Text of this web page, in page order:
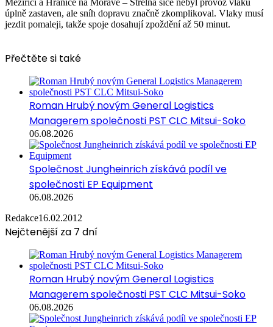
Meziříčí a Hranice na Moravě – Střelná sice nebyl provoz vlaků
úplně zastaven, ale sníh dopravu značně zkomplikoval. Vlaky musí
jezdit pomaleji, takže spoje dosahují zpoždění až 50 minut.
Přečtěte si také
Roman Hrubý novým General Logistics
Managerem společnosti PST CLC Mitsui-Soko
06.08.2026
Společnost Jungheinrich získává podíl ve
společnosti EP Equipment
06.08.2026
Redakce16.02.2012
Nejčtenější za 7 dní
Roman Hrubý novým General Logistics
Managerem společnosti PST CLC Mitsui-Soko
06.08.2026